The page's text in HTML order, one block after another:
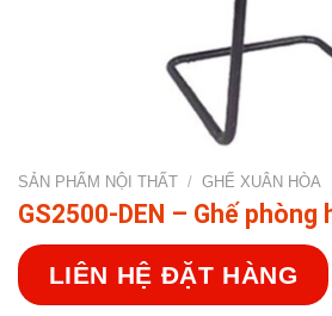
SẢN PHẨM NỘI THẤT / GHẾ XUÂN HÒA
GS2500-DEN – Ghế phòng
LIÊN HỆ ĐẶT HÀNG